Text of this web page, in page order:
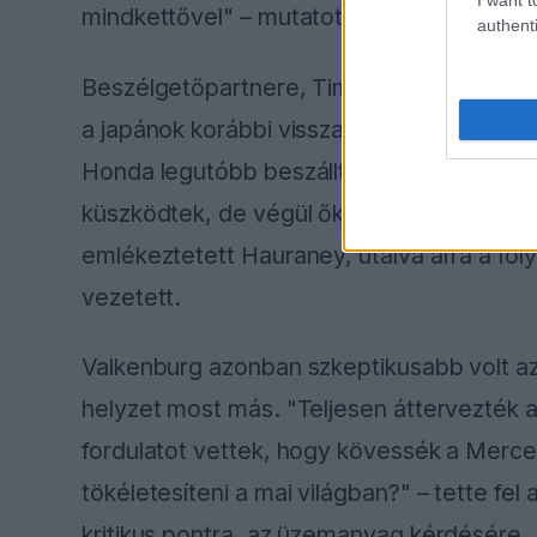
mindkettővel" – mutatott rá a lehetséges
Beszélgetőpartnere, Tim Hauraney is
a japánok korábbi visszatérését. "Úgy
Honda legutóbb beszállt, és visszatértek
küszködtek, de végül ők készítették el a
emlékeztetett Hauraney, utalva arra a
vezetett.
Valkenburg azonban szkeptikusabb volt
helyzet most más. "Teljesen áttervezték
fordulatot vettek, hogy kövessék a
tökéletesíteni a mai világban?" – tette fel